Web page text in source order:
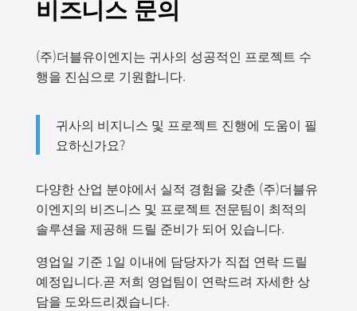
비즈니스 문의
(주)더블유이엔지는 귀사의 성공적인 프로젝트 수
행을 진심으로 기원합니다.
귀사의 비지니스 및 프로젝트 진행에 도움이 필
요하신가요?
다양한 산업 분야에서 실적 경험을 갖춘 (주)더블유
이엔지의 비즈니스 및 프로젝트 전문팀이 최적의
솔루션을 제공해 드릴 준비가 되어 있습니다.
영업일 기준 1일 이내에 담당자가 직접 연락 드릴
예정입니다.곧 저희 영업팀이 연락드려 자세한 상
담을 도와드리겠습니다.